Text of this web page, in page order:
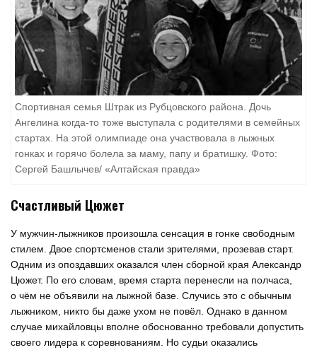
Спортивная семья Штрак из Рубцовского района. Дочь
Ангелина когда-то тоже выступала с родителями в семейных
стартах. На этой олимпиаде она участвовала в лыжных
гонках и горячо болела за маму, папу и братишку. Фото:
Сергей Башлычев/ «Алтайская правда»
Счастливый Цюжет
У мужчин-лыжников произошла сенсация в гонке свободным
стилем. Двое спортсменов стали зрителями, прозевав старт.
Одним из опоздавших оказался член сборной края Александр
Цюжет. По его словам, время старта перенесли на полчаса,
о чём не объявили на лыжной базе. Случись это с обычным
лыжником, никто бы даже ухом не повёл. Однако в данном
случае михайловцы вполне обоснованно требовали допустить
своего лидера к соревнованиям. Но судьи оказались